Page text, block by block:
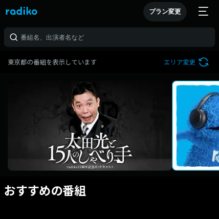
プラン変更
東京都の番組を表示しています エリア変更
おすすめの番組